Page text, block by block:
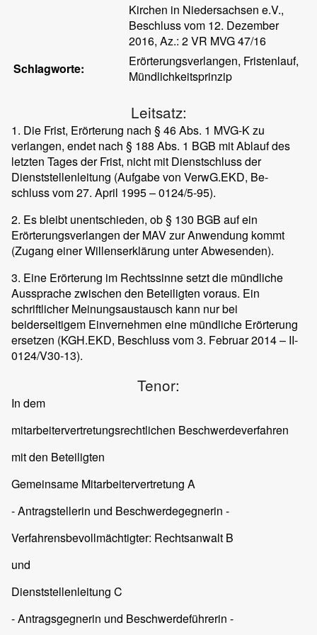
Kirchen in Niedersachsen e.V.,
Beschluss vom 12. Dezember
2016, Az.: 2 VR MVG 47/16
Schlagworte:
Erörterungsverlangen, Fristenlauf,
Mündlichkeitsprinzip
Leitsatz:
1. Die Frist, Erörterung nach § 46 Abs. 1 MVG-K zu
verlangen, endet nach § 188 Abs. 1 BGB mit Ablauf des
letzten Tages der Frist, nicht mit Dienstschluss der
Dienststellenleitung (Aufgabe von VerwG.EKD, Be-
schluss vom 27. April 1995 – 0124/5-95).
2. Es bleibt unentschieden, ob § 130 BGB auf ein
Erörterungsverlangen der MAV zur Anwendung kommt
(Zugang einer Willenserklärung unter Abwesenden).
3. Eine Erörterung im Rechtssinne setzt die mündliche
Aussprache zwischen den Beteiligten voraus. Ein
schriftlicher Meinungsaustausch kann nur bei
beiderseitigem Einvernehmen eine mündliche Erörterung
ersetzen (KGH.EKD, Beschluss vom 3. Februar 2014 – II-
0124/V30-13).
Tenor:
In dem
mitarbeitervertretungsrechtlichen Beschwerdeverfahren
mit den Beteiligten
Gemeinsame Mitarbeitervertretung A
- Antragstellerin und Beschwerdegegnerin -
Verfahrensbevollmächtigter: Rechtsanwalt B
und
Dienststellenleitung C
- Antragsgegnerin und Beschwerdeführerin -